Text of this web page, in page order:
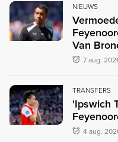
NIEUWS
Van
7 aug.
TRANSFERS
'Ipswich
4 aug.